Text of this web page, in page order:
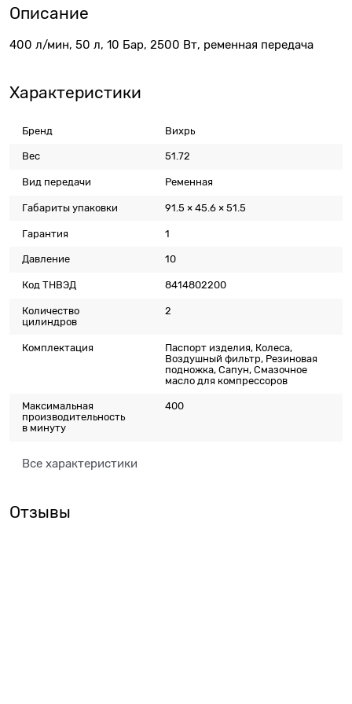
Описание
400 л/мин, 50 л, 10 Бар, 2500 Вт, ременная передача
Характеристики
Бренд Вихрь
Вес 51.72
Вид передачи Ременная
Габариты упаковки 91.5 × 45.6 × 51.5
Гарантия 1
Давление 10
Код ТНВЭД 8414802200
Количество
цилиндров
2
Комплектация
Паспорт изделия, Колеса,
Воздушный фильтр, Резиновая
подножка, Сапун, Смазочное
масло для компрессоров
Максимальная
производительность
в минуту
400
Все характеристики
Отзывы